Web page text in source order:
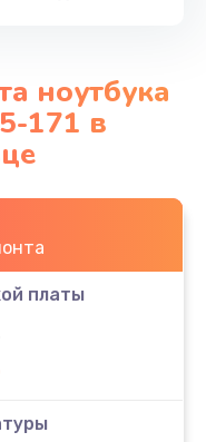
ноутбука
171 в
платы